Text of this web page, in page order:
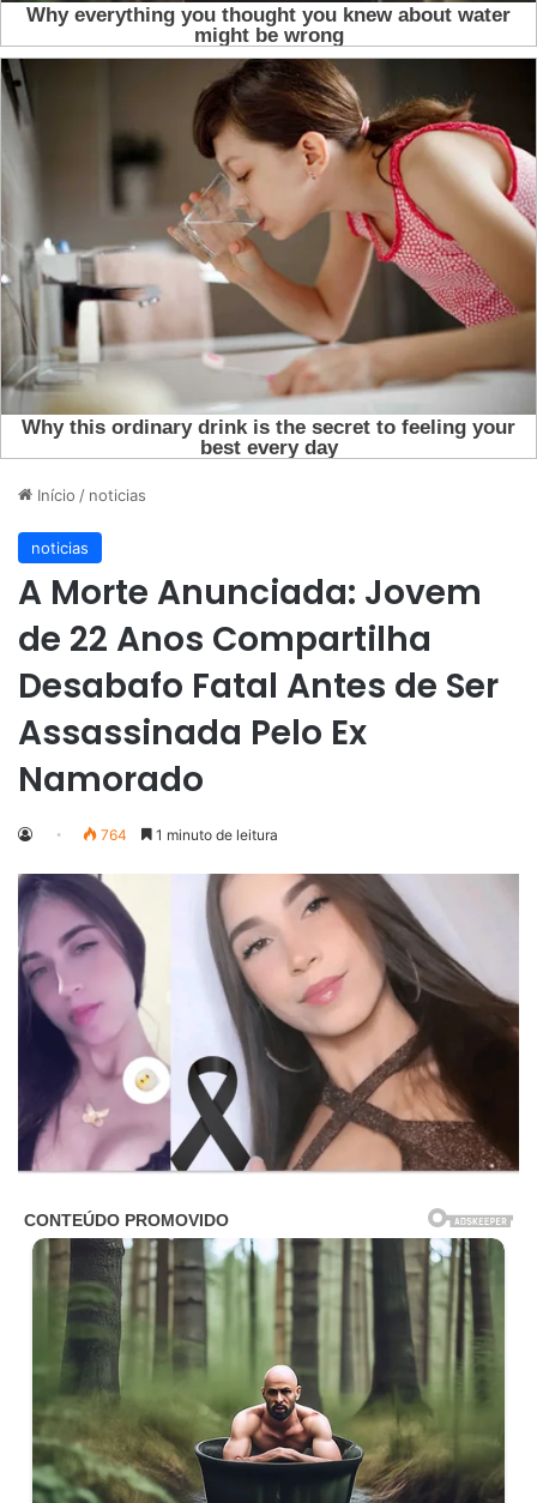
Início / noticias
noticias
A Morte Anunciada: Jovem
de 22 Anos Compartilha
Desabafo Fatal Antes de Ser
Assassinada Pelo Ex
Namorado
764 1 minuto de leitura